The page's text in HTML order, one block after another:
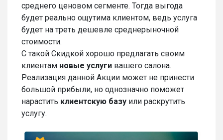
среднего ценовом сегменте. Тогда выгода
будет реально ощутима клиентом, ведь услуга
будет на треть дешевле среднерыночной
стоимости.
С такой Скидкой хорошо предлагать своим
клиентам новые услуги вашего салона.
Реализация данной Акции может не принести
большой прибыли, но однозначно поможет
нарастить клиентскую базу или раскрутить
услугу.